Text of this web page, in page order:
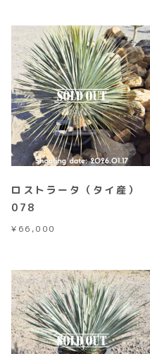
ロストラータ（タイ産）
078
¥ 66,000